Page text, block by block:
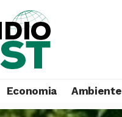
Economia Ambiente